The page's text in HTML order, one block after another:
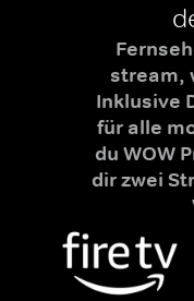
stream,
Inklusive
für alle
du WOW
dir zwei